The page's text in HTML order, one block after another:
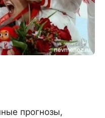
прогнозы,